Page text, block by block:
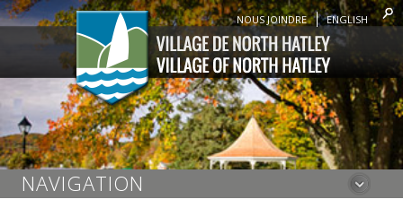
NOUS JOINDRE ENGLISH
NAVIGATION